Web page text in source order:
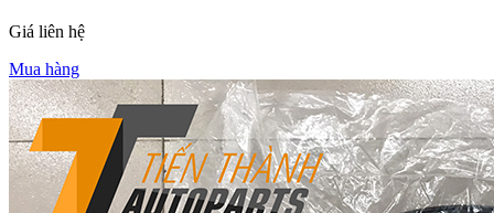
Giá liên hệ
Mua hàng